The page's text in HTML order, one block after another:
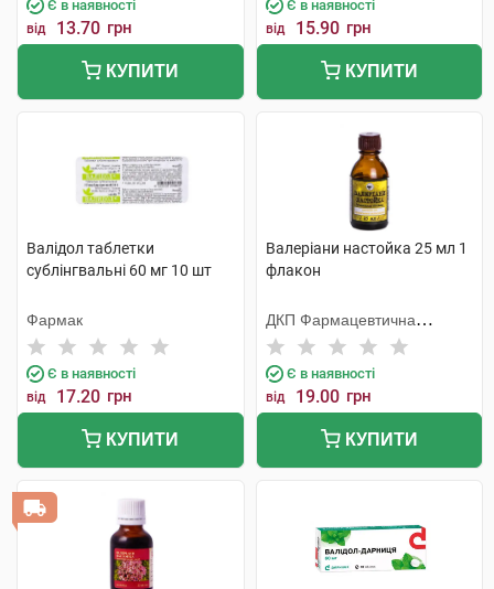
Є в наявності
від 13.70 грн
КУПИТИ
Є в наявності
від 15.90 грн
КУПИТИ
Валідол таблетки
сублінгвальні 60 мг 10 шт
Фармак
Є в наявності
від 17.20 грн
КУПИТИ
Валеріани настойка 25 мл 1
флакон
ДКП Фармацевтична
фабрика
Є в наявності
від 19.00 грн
КУПИТИ